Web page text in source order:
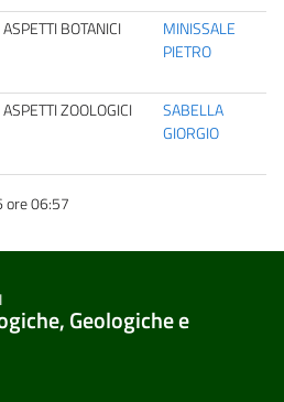
ASPETTI BOTANICI
MINISSALE
PIETRO
ASPETTI ZOOLOGICI
SABELLA
GIORGIO
06:57
Geologiche e